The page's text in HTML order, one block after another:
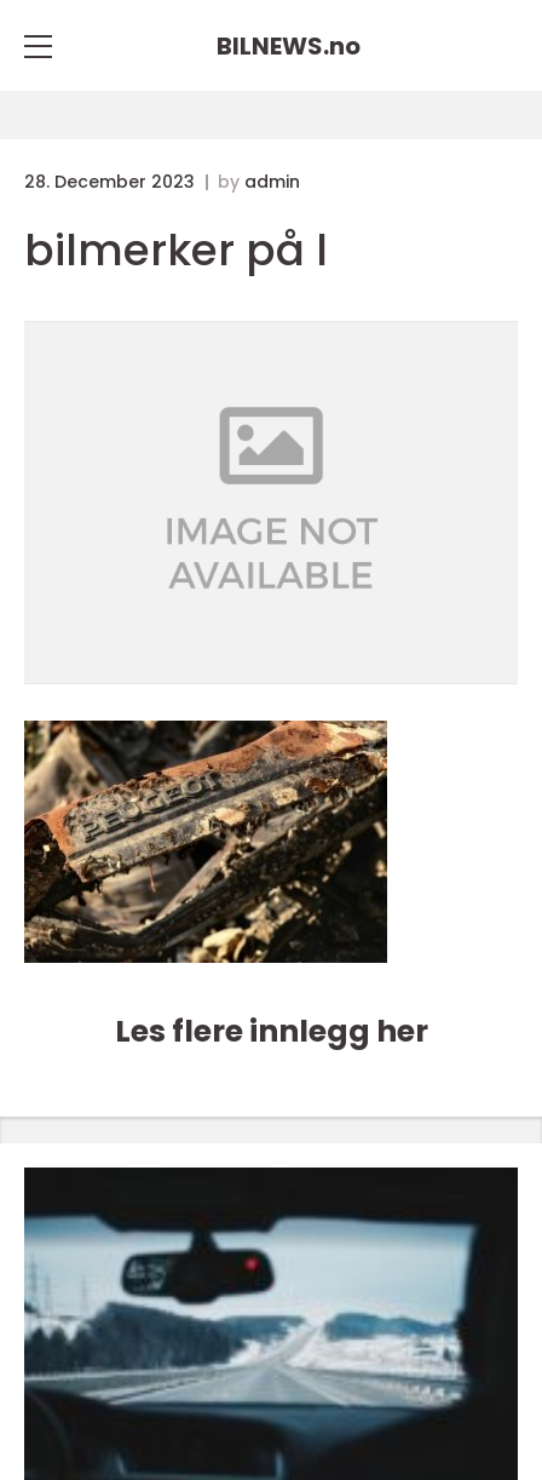
BILNEWS.no
28. December 2023 by admin
bilmerker på l
Les flere innlegg her